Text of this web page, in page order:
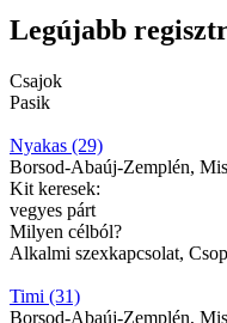
Legújabb
Csajok
Pasik
Nyakas (29)
Borsod-Abaúj-Zemplén,
Kit keresek:
vegyes párt
Milyen célból?
Alkalmi szexkapcsolat,
Timi (31)
Borsod-Abaúj-Zemplén,